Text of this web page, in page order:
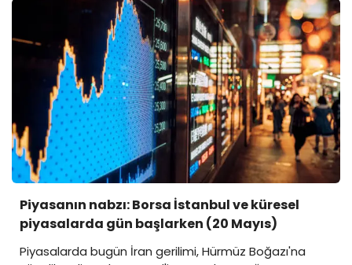
Piyasanın nabzı: Borsa İstanbul ve küresel
piyasalarda gün başlarken (20 Mayıs)
Piyasalarda bugün İran gerilimi, Hürmüz Boğazı'na